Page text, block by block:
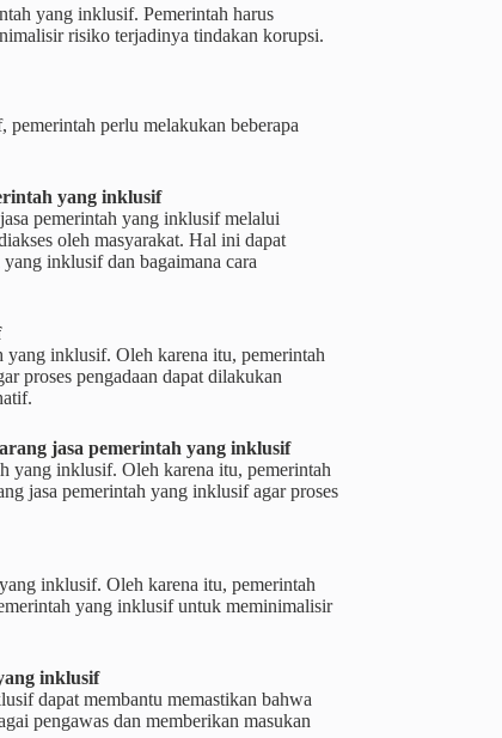
yang inklusif. Pemerintah harus
risiko terjadinya tindakan korupsi.
pemerintah perlu melakukan beberapa
yang inklusif
pemerintah yang inklusif melalui
oleh masyarakat. Hal ini dapat
inklusif dan bagaimana cara
yang inklusif. Oleh karena itu, pemerintah
proses pengadaan dapat dilakukan
jasa pemerintah yang inklusif
yang inklusif. Oleh karena itu, pemerintah
jasa pemerintah yang inklusif agar proses
inklusif. Oleh karena itu, pemerintah
yang inklusif untuk meminimalisir
inklusif
dapat membantu memastikan bahwa
pengawas dan memberikan masukan